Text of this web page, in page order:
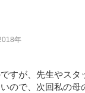
年
すが、先生やスタ
ので、次回私の